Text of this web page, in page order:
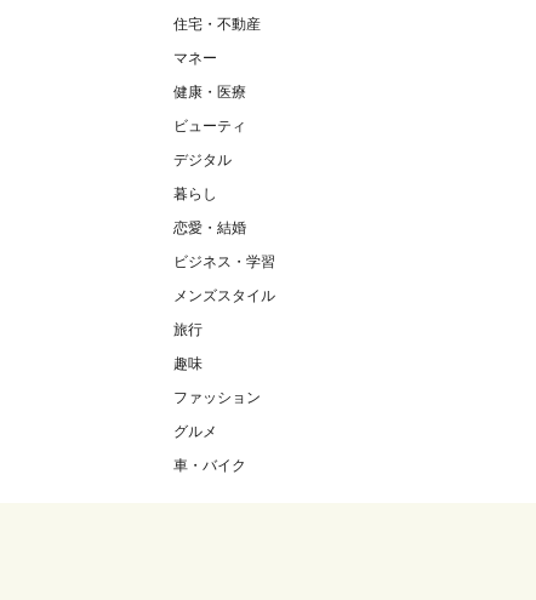
住宅・不動産
マネー
健康・医療
ビューティ
デジタル
暮らし
恋愛・結婚
ビジネス・学習
メンズスタイル
旅行
趣味
ファッション
グルメ
車・バイク